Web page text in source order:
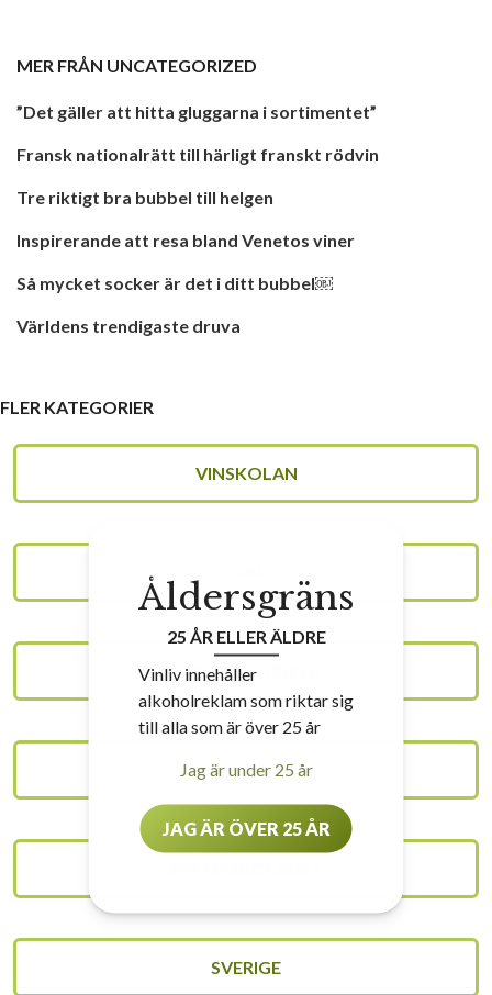
MER FRÅN UNCATEGORIZED
”Det gäller att hitta gluggarna i sortimentet”
Fransk nationalrätt till härligt franskt rödvin
Tre riktigt bra bubbel till helgen
Inspirerande att resa bland Venetos viner
Så mycket socker är det i ditt bubbel￼
Världens trendigaste druva
FLER KATEGORIER
VINSKOLAN
UNCATEGORIZED
TIPS & TRIX
SVERIGE
Åldersgräns
25 ÅR ELLER ÄLDRE
Vinliv innehåller
alkoholreklam som riktar sig
till alla som är över 25 år
Jag är under 25 år
JAG ÄR ÖVER 25 ÅR